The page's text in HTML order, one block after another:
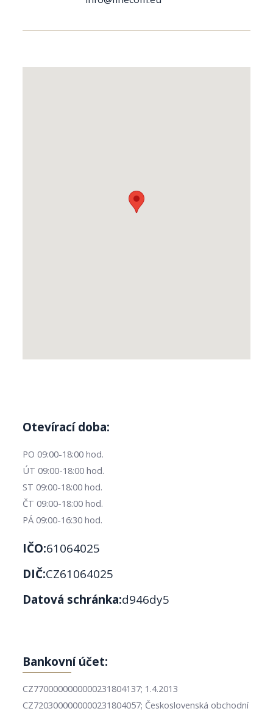
Otevírací doba:
PO 09:00-18:00 hod.
ÚT 09:00-18:00 hod.
ST 09:00-18:00 hod.
ČT 09:00-18:00 hod.
PÁ 09:00-16:30 hod.
IČO:61064025
DIČ:CZ61064025
Datová schránka:d946dy5
Bankovní účet:
CZ7700000000000231804137; 1.4.2013
CZ7203000000000231804057; Československá obchodní